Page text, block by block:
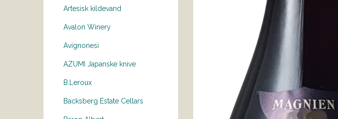
Artesisk kildevand
Avalon Winery
Avignonesi
AZUMI Japanske knive
B.Leroux
Backsberg Estate Cellars